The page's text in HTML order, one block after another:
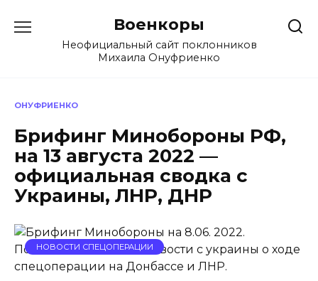
содержанию
Военкоры
Неофициальный сайт поклонников
Михаила Онуфриенко
ОНУФРИЕНКО
Брифинг Минобороны РФ,
на 13 августа 2022 —
официальная сводка с
Украины, ЛНР, ДНР
НОВОСТИ СПЕЦОПЕРАЦИИ